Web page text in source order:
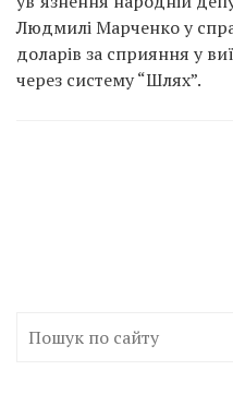
Людмилі Марченко у
доларів за сприяння у
через систему “Шлях”.